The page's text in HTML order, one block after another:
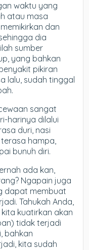
waktu yang
atau masa
dan
dia
sumber
yang bahkan
pikiran
lalu, sudah tinggal
sangat
harinya dilalui
duri, nasi
hampa,
bunuh diri.
ada kan,
Ngapain juga
dapat membuat
Tahukah Anda,
kuatirkan akan
tidak terjadi
bahkan
kita sudah